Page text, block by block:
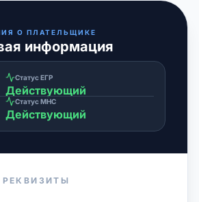
О ПЛАТЕЛЬЩИКЕ
информация
Статус ЕГР
Действующий
Статус МНС
Действующий